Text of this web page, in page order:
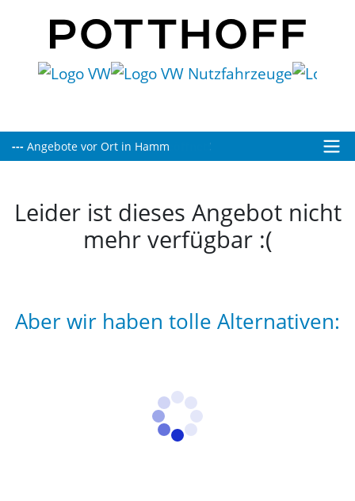
Heute bis 16:00 Uhr für Sie geöffnet!
Leider ist dieses Angebot nicht
mehr verfügbar :(
Aber wir haben tolle Alternativen: